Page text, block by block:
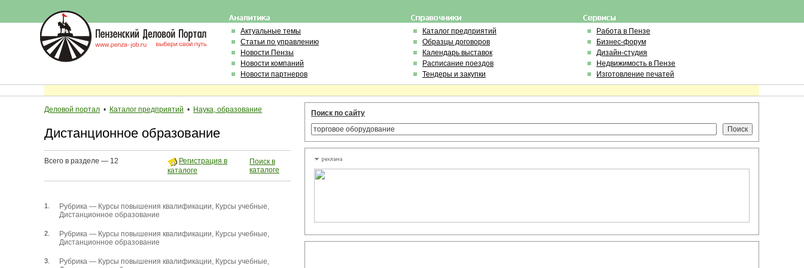
Актуальные темы
Статьи по управлению
Новости Пензы
Новости компаний
Новости партнеров
Каталог предприятий
Образцы договоров
Календарь выставок
Расписание поездов
Тендеры и закупки
Работа в Пензе
Бизнес-форум
Дизайн-студия
Недвижимость в Пензе
Изготовление печатей
Деловой портал • Каталог предприятий • Наука, образование
Дистанционное образование
Всего в разделе — 12
Регистрация в
каталоге
Поиск в
каталоге
1. Рубрика — Курсы повышения квалификации, Курсы учебные,
Дистанционное образование
2. Рубрика — Курсы повышения квалификации, Курсы учебные,
Дистанционное образование
3. Рубрика — Курсы повышения квалификации, Курсы учебные,
Поиск по сайту